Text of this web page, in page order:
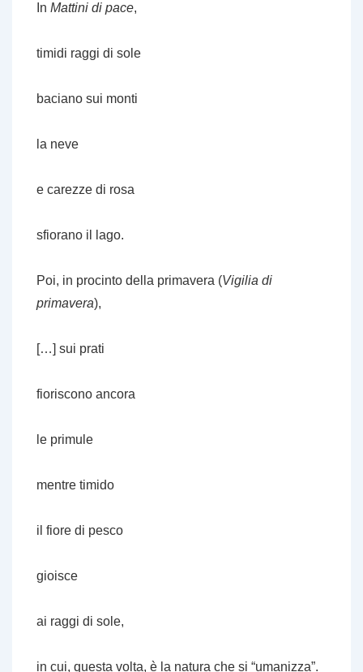
In Mattini di pace,
timidi raggi di sole
baciano sui monti
la neve
e carezze di rosa
sfiorano il lago.
Poi, in procinto della primavera (Vigilia di
primavera),
[…] sui prati
fioriscono ancora
le primule
mentre timido
il fiore di pesco
gioisce
ai raggi di sole,
in cui, questa volta, è la natura che si “umanizza”.